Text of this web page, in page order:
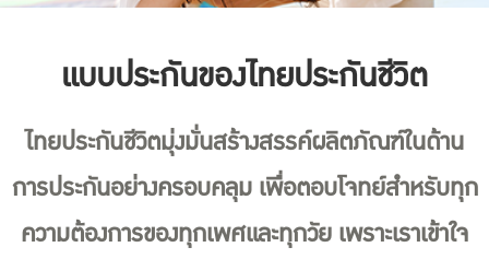
แบบประกันของไทยประกันชีวิต
ไทยประกันชีวิตมุ่งมั่นสร้างสรรค์ผลิตภัณฑ์ในด้าน
การประกันอย่างครอบคลุม เพื่อตอบโจทย์สำหรับทุก
ความต้องการของทุกเพศและทุกวัย เพราะเราเข้าใจ